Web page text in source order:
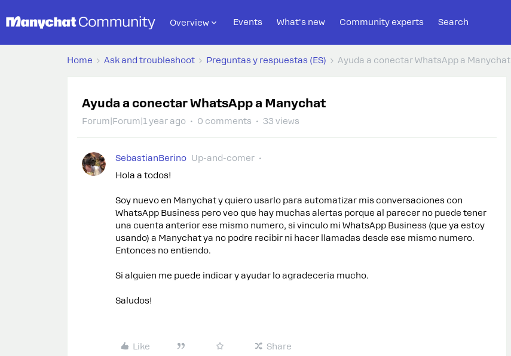
Overview Events What's new Community experts Search
Home Ask and troubleshoot Preguntas y respuestas (ES) Ayuda a conectar WhatsApp a Manychat
Ayuda a conectar WhatsApp a Manychat
Forum|Forum|1 year ago 0 comments 33 views
SebastianBerino Up-and-comer
Hola a todos!
Soy nuevo en Manychat y quiero usarlo para automatizar mis conversaciones con
WhatsApp Business pero veo que hay muchas alertas porque al parecer no puede tener
una cuenta anterior ese mismo numero, si vinculo mi WhatsApp Business (que ya estoy
usando) a Manychat ya no podre recibir ni hacer llamadas desde ese mismo numero.
Entonces no entiendo.
Si alguien me puede indicar y ayudar lo agradeceria mucho.
Saludos!
Like Share